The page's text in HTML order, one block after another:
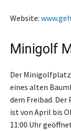
Website:
Minigolf
Der
eines alten
dem Freibad.
ist von April bis
11:00 Uhr